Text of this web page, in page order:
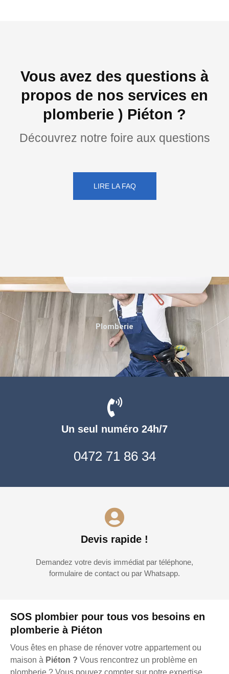
Vous avez des questions à
propos de nos services en
plomberie ) Piéton ?
Découvrez notre foire aux questions
LIRE LA FAQ
SOS plombier pour tous vos besoins en
plomberie à Piéton
Vous êtes en phase de rénover votre appartement ou
maison à Piéton ? Vous rencontrez un problème en
Un seul numéro 24h/7
0472 71 86 34
Devis rapide !
Demandez votre devis immédiat par téléphone,
formulaire de contact ou par Whatsapp.
Plomberie